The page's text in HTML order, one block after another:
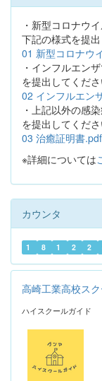
・新型コロナウ
下記の様式を提出
01 新型コロナウ
・インフルエン
を提出してくださ
02 インフルエン
・上記以外の感
を提出してくださ
03 治癒証明書.pdf
※詳細については
カウンタ
1 8 1 2 2
高崎工業高校ス
ハイスクールガイド